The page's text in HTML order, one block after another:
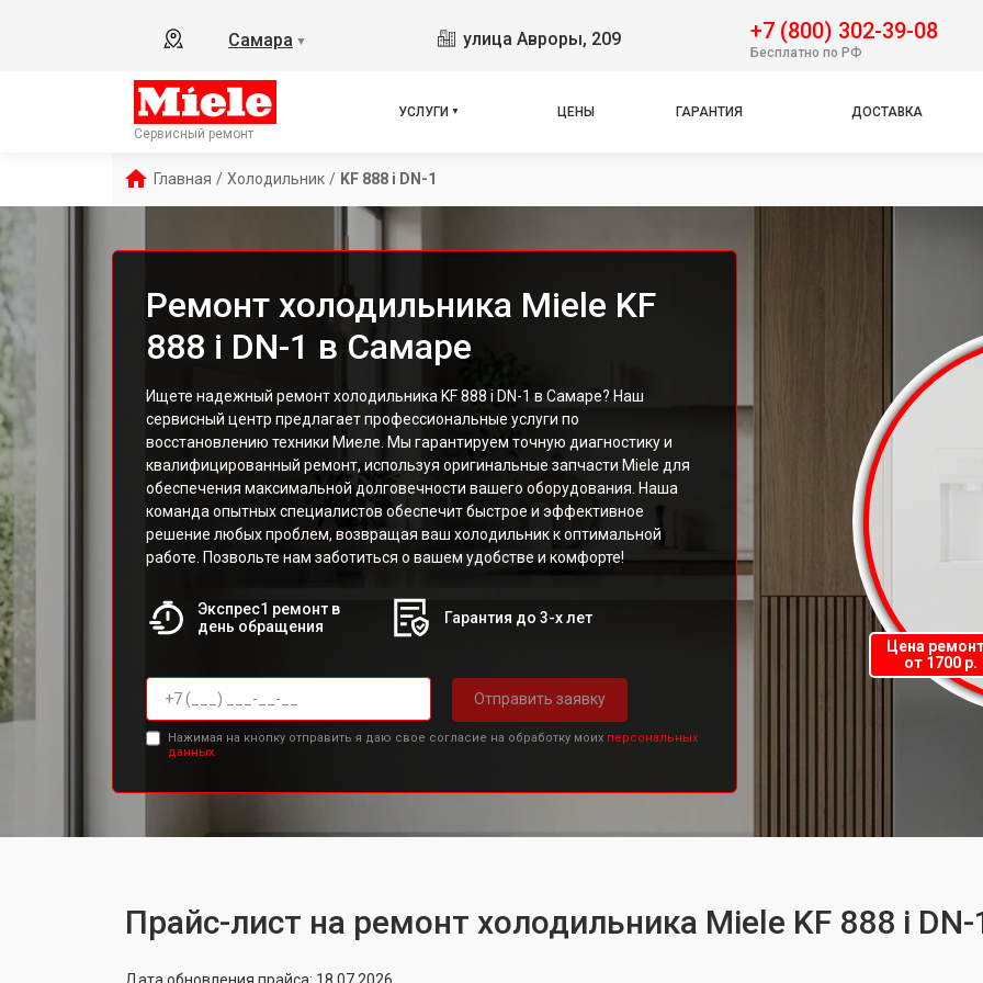
Самара ▼ улица Авроры, 209 +7 (800) 302-39-08
Бесплатно по РФ
Сервисный ремонт
УСЛУГИ ЦЕНЫ ГАРАНТИЯ ДОСТАВКА
Главная / Холодильник / KF 888 i DN-1
Ремонт холодильника Miele KF
888 i DN-1 в Самаре
Ищете надежный ремонт холодильника KF 888 i DN-1 в Самаре? Наш
сервисный центр предлагает профессиональные услуги по
восстановлению техники Миеле. Мы гарантируем точную диагностику и
квалифицированный ремонт, используя оригинальные запчасти Miele для
обеспечения максимальной долговечности вашего оборудования. Наша
команда опытных специалистов обеспечит быстрое и эффективное
решение любых проблем, возвращая ваш холодильник к оптимальной
работе. Позвольте нам заботиться о вашем удобстве и комфорте!
Экспрес1 ремонт в
день обращения
Гарантия до 3-х лет
Отправить заявку
Нажимая на кнопку отправить я даю свое согласие на обработку моих персональных
данных.
Цена
от 1700 р.
Прайс-лист на ремонт холодильника Miele KF 888 i DN-
Дата обновления прайса: 18.07.2026